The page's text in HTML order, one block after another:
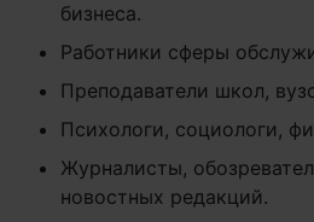
бизнеса.
Работники сферы
Преподаватели школ,
Психологи, социологи,
Журналисты,
новостных редакций.